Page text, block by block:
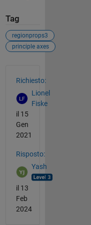
Tag
regionprops3
principle axes
Richiesto:
Lionel
Fiske
il 15
Gen
2021
Risposto:
Yash
il 13
Feb
2024